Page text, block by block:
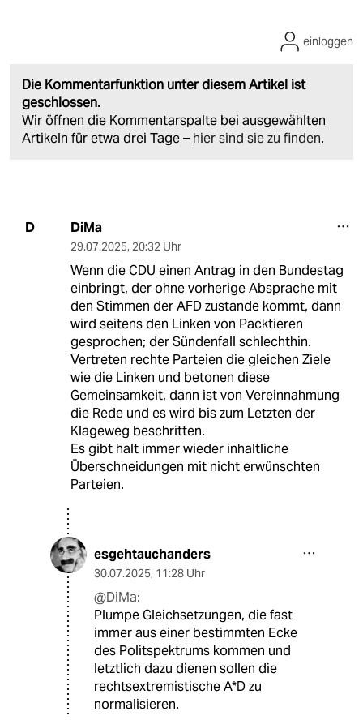
Die Kommentarfunktion unter diesem Artikel ist
geschlossen.
Wir öffnen die Kommentarspalte bei ausgewählten
Artikeln für etwa drei Tage – hier sind sie zu finden.
einloggen
D DiMa
29.07.2025, 20:32 Uhr
Wenn die CDU einen Antrag in den Bundestag
einbringt, der ohne vorherige Absprache mit
den Stimmen der AFD zustande kommt, dann
wird seitens den Linken von Packtieren
gesprochen; der Sündenfall schlechthin.
Vertreten rechte Parteien die gleichen Ziele
wie die Linken und betonen diese
Gemeinsamkeit, dann ist von Vereinnahmung
die Rede und es wird bis zum Letzten der
Klageweg beschritten.
Es gibt halt immer wieder inhaltliche
Überschneidungen mit nicht erwünschten
Parteien.
esgehtauchanders
30.07.2025, 11:28 Uhr
@DiMa:
Plumpe Gleichsetzungen, die fast
immer aus einer bestimmten Ecke
des Politspektrums kommen und
letztlich dazu dienen sollen die
rechtsextremistische A*D zu
normalisieren.